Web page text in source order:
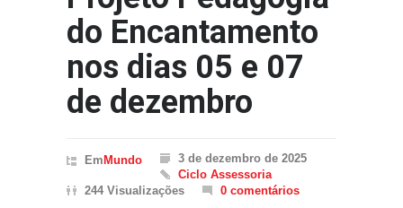
do Encantamento
nos dias 05 e 07
de dezembro
Em Mundo
3 de dezembro de 2025
Ciclo Assessoria
244 Visualizações
0 comentários